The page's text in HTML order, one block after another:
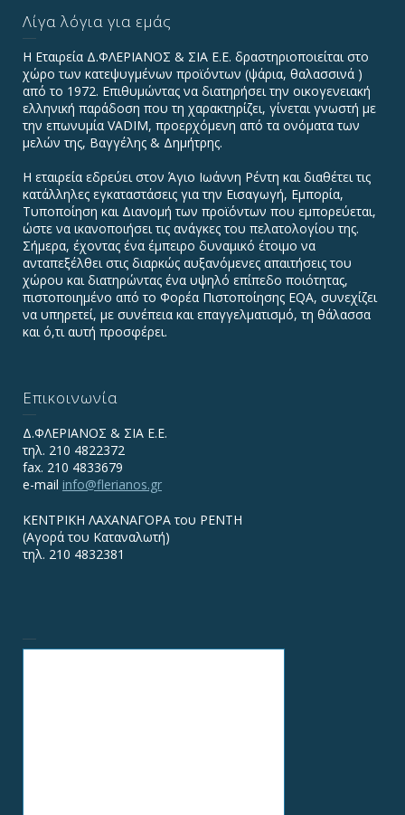
Λίγα λόγια για εμάς
Η Εταιρεία Δ.ΦΛΕΡΙΑΝΟΣ & ΣΙΑ Ε.Ε. δραστηριοποιείται στο
χώρο των κατεψυγμένων προϊόντων (ψάρια, θαλασσινά )
από το 1972. Επιθυμώντας να διατηρήσει την οικογενειακή
ελληνική παράδοση που τη χαρακτηρίζει, γίνεται γνωστή με
την επωνυμία VADIΜ, προερχόμενη από τα ονόματα των
μελών της, Βαγγέλης & Δημήτρης.
Η εταιρεία εδρεύει στον Άγιο Ιωάννη Ρέντη και διαθέτει τις
κατάλληλες εγκαταστάσεις για την Εισαγωγή, Εμπορία,
Τυποποίηση και Διανομή των προϊόντων που εμπορεύεται,
ώστε να ικανοποιήσει τις ανάγκες του πελατολογίου της.
Σήμερα, έχοντας ένα έμπειρο δυναμικό έτοιμο να
ανταπεξέλθει στις διαρκώς αυξανόμενες απαιτήσεις του
χώρου και διατηρώντας ένα υψηλό επίπεδο ποιότητας,
πιστοποιημένο από το Φορέα Πιστοποίησης EQA, συνεχίζει
να υπηρετεί, με συνέπεια και επαγγελματισμό, τη θάλασσα
και ό,τι αυτή προσφέρει.
Επικοινωνία
Δ.ΦΛΕΡΙΑΝΟΣ & ΣΙΑ Ε.Ε.
τηλ. 210 4822372
fax. 210 4833679
e-mail info@flerianos.gr
ΚΕΝΤΡΙΚΗ ΛΑΧΑΝΑΓΟΡΑ του ΡΕΝΤΗ
(Αγορά του Καταναλωτή)
τηλ. 210 4832381